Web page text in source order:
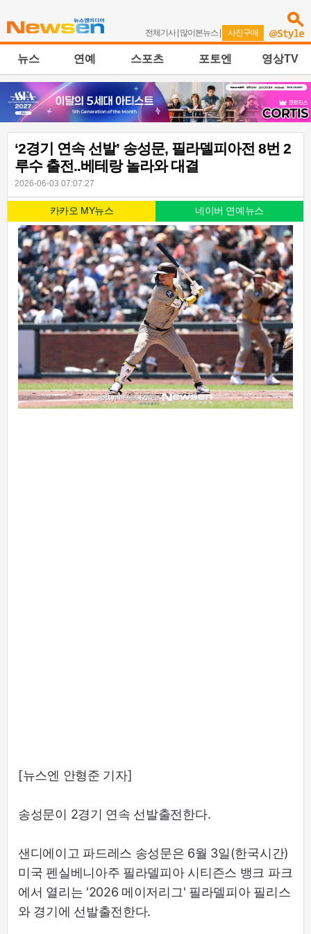
전체기사| 많이본뉴스 | 사진구매
뉴스 연예 스포츠 포토엔 영상TV
‘2경기 연속 선발’ 송성문, 필라델피아전 8번 2
루수 출전..베테랑 놀라와 대결
2026-06-03 07:07:27
카카오 MY뉴스 네이버 연예뉴스
[뉴스엔 안형준 기자]
송성문이 2경기 연속 선발출전한다.
샌디에이고 파드레스 송성문은 6월 3일(한국시간)
미국 펜실베니아주 필라델피아 시티즌스 뱅크 파크
에서 열리는 '2026 메이저리그' 필라델피아 필리스
와 경기에 선발출전한다.